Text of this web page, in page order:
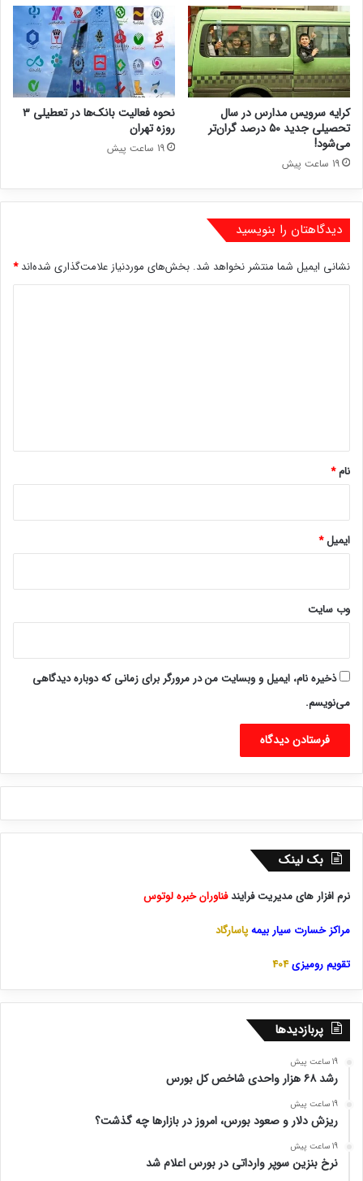
کرایه سرویس مدارس در سال
تحصیلی جدید ۵۰ درصد گران‌تر
می‌شود!
19 ساعت پیش
نحوه فعالیت بانک‌ها در تعطیلی ۳
روزه تهران
19 ساعت پیش
دیدگاهتان را بنویسید
نشانی ایمیل شما منتشر نخواهد شد. بخش‌های موردنیاز علامت‌گذاری شده‌اند*
نام*
ایمیل*
وب‌ سایت
ذخیره نام، ایمیل و وبسایت من در مرورگر برای زمانی که دوباره دیدگاهی
می‌نویسم.
بک لینک
نرم افزار های مدیریت فرایندفناوران خبره لوتوس
مراکز خسارت سیار بیمهپاسارگاد
تقویم رومیزی404
پربازدیدها
19 ساعت پیش
رشد ۶۸ هزار واحدی شاخص کل بورس
19 ساعت پیش
ریزش دلار و صعود بورس، امروز در بازارها چه گذشت؟
19 ساعت پیش
نرخ بنزین سوپر وارداتی در بورس اعلام شد